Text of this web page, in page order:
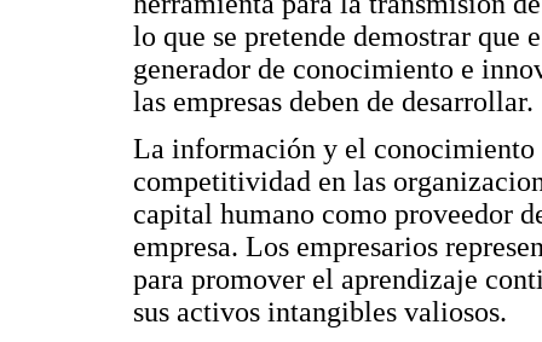
lo que se pretende demostrar que
generador de conocimiento e
las empresas deben de desarrollar.
La información y el conocimiento
competitividad en las
capital humano como proveedor
empresa. Los empresarios
para promover el aprendizaje
sus activos intangibles valiosos.